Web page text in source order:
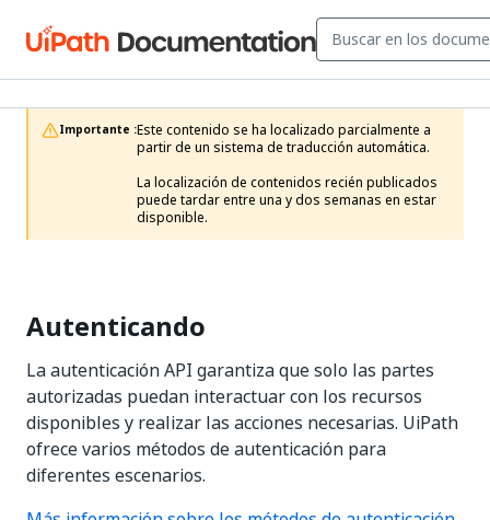
Importante :Este contenido se ha localizado parcialmente a
partir de un sistema de traducción automática.
La localización de contenidos recién publicados
puede tardar entre una y dos semanas en estar
disponible.
Autenticando
La autenticación API garantiza que solo las partes
autorizadas puedan interactuar con los recursos
disponibles y realizar las acciones necesarias. UiPath
ofrece varios métodos de autenticación para
diferentes escenarios.